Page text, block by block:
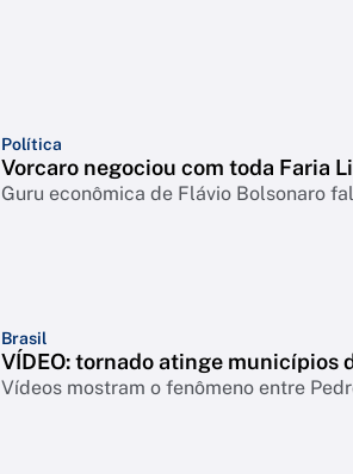
Política
Vorcaro negociou com toda Faria
Guru econômica de Flávio Bolsonaro
Brasil
VÍDEO: tornado atinge municípios
Vídeos mostram o fenômeno entre